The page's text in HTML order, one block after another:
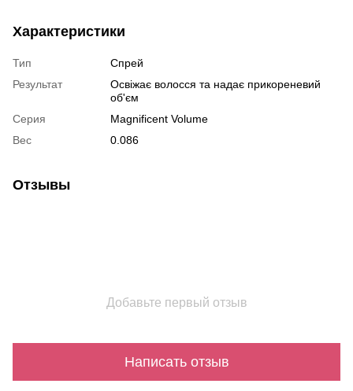
Характеристики
Тип
Спрей
Результат
Освіжає волосся та надає прикореневий
об'єм
Серия
Magnificent Volume
Вес
0.086
Отзывы
Добавьте первый отзыв
Написать отзыв